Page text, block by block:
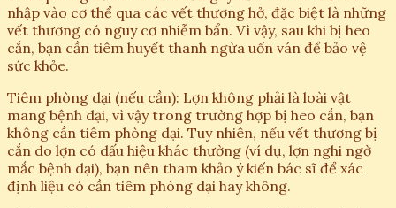
nhập vào cơ thể qua các vết thương hở, đặc biệt là những
vết thương có nguy cơ nhiễm bẩn. Vì vậy, sau khi bị heo
cắn, bạn cần tiêm huyết thanh ngừa uốn ván để bảo vệ
sức khỏe.
Tiêm phòng dại (nếu cần): Lợn không phải là loài vật
mang bệnh dại, vì vậy trong trường hợp bị heo cắn, bạn
không cần tiêm phòng dại. Tuy nhiên, nếu vết thương bị
cắn do lợn có dấu hiệu khác thường (ví dụ, lợn nghi ngờ
mắc bệnh dại), bạn nên tham khảo ý kiến bác sĩ để xác
định liệu có cần tiêm phòng dại hay không.